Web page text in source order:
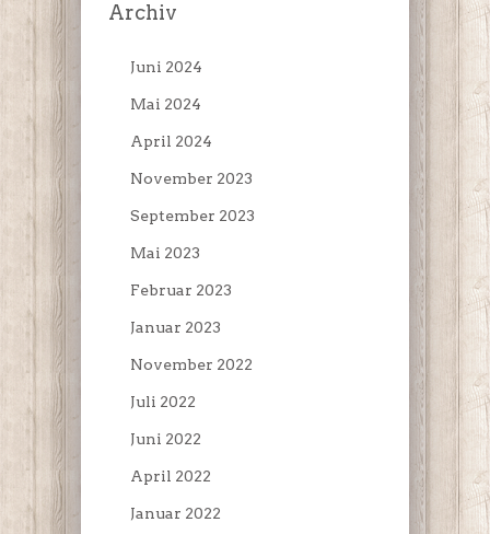
Archiv
Juni 2024
Mai 2024
April 2024
November 2023
September 2023
Mai 2023
Februar 2023
Januar 2023
November 2022
Juli 2022
Juni 2022
April 2022
Januar 2022